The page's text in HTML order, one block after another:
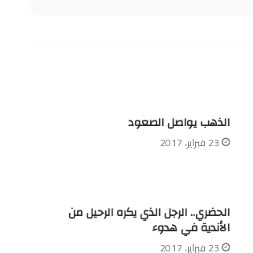
الذهب يواصل الصعود
23 فبراير، 2017
الحضري.. الرجل الذي يكره الرحيل من
الأندية في هدوء
23 فبراير، 2017